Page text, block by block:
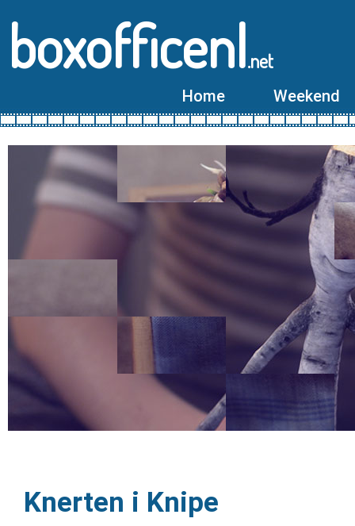
boxofficenl.net
Home Weekend
Knerten i Knipe